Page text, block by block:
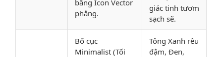
bằng Icon Vector
phẳng.
giác tinh tươm
sạch sẽ.
Bố cục
Minimalist (Tối
Tông Xanh rêu
đậm, Đen,